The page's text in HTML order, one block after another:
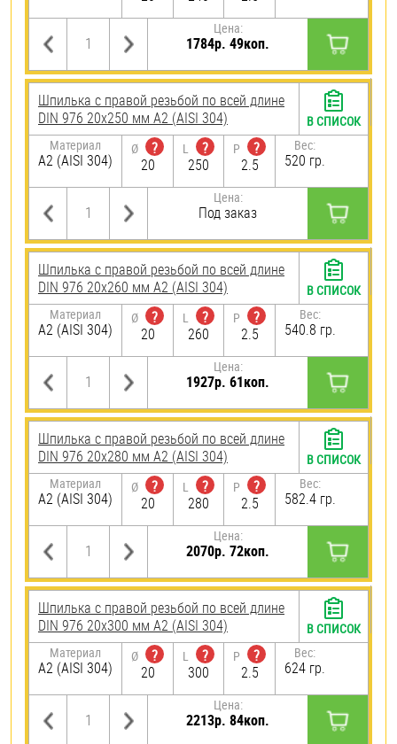
Цена:
1784р. 49коп.
Шпилька с правой резьбой по всей длине
DIN 976 20х250 мм А2 (AISI 304)
Материал
А2 (AISI 304)
Ø
?
20
L
?
250
P
?
2.5
Вес:
520 гр.
Цена:
Под заказ
В СПИСОК
Шпилька с правой резьбой по всей длине
DIN 976 20х260 мм А2 (AISI 304)
Материал
А2 (AISI 304)
Ø
?
20
L
?
260
P
?
2.5
Вес:
540.8 гр.
Цена:
1927р. 61коп.
В СПИСОК
Шпилька с правой резьбой по всей длине
DIN 976 20х280 мм А2 (AISI 304)
Материал
А2 (AISI 304)
Ø
?
20
L
?
280
P
?
2.5
Вес:
582.4 гр.
Цена:
2070р. 72коп.
В СПИСОК
Шпилька с правой резьбой по всей длине
DIN 976 20х300 мм А2 (AISI 304)
Материал
А2 (AISI 304)
Ø
?
20
L
?
300
P
?
2.5
Вес:
624 гр.
Цена:
2213р. 84коп.
В СПИСОК